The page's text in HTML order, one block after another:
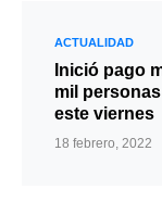
ACTUALIDAD
Inició pago
mil
este viernes
18 febrero, 2022